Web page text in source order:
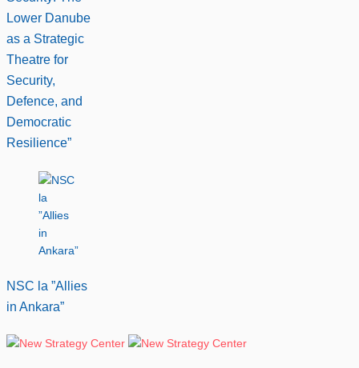
Lower Danube
as a Strategic
Theatre for
Security,
Defence, and
Democratic
Resilience”
NSC la ”Allies
in Ankara”